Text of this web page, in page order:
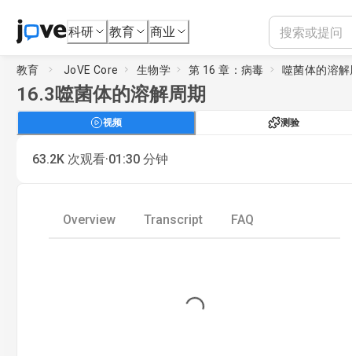
科研 教育 商业
教育 JoVE Core 生物学 第 16 章：病毒 噬菌体的溶
16.3噬菌体的溶解周期
视频 测验
63.2K 次观看·01:30 分钟
Overview Transcript FAQ
Loading...